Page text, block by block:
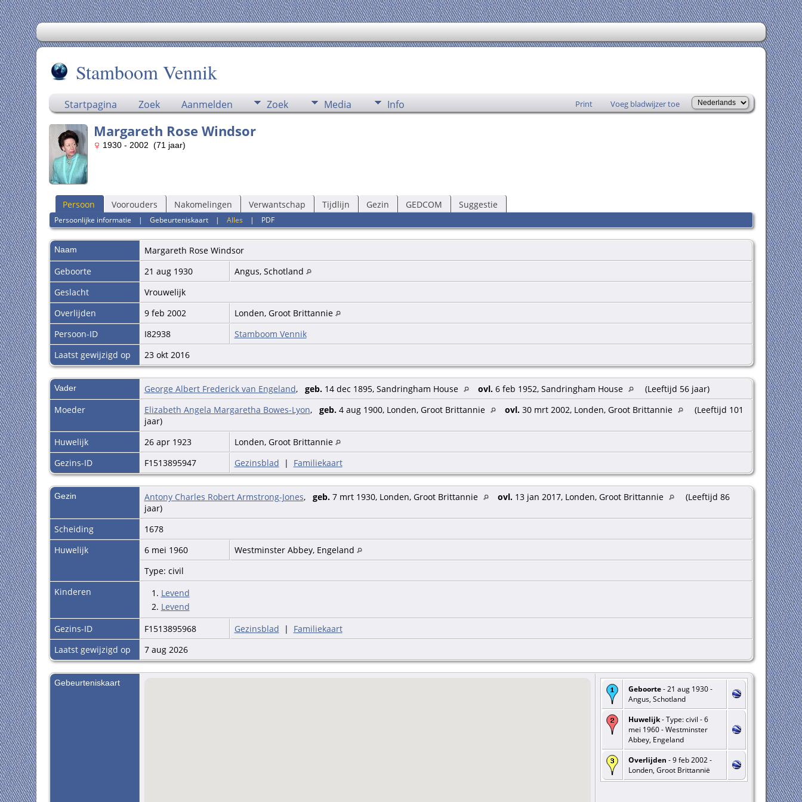
Stamboom Vennik
Startpagina Zoek Aanmelden Zoek Media Info Print Voeg bladwijzer toe
Margareth Rose Windsor
1930 - 2002 (71 jaar)
Persoon Voorouders Nakomelingen Verwantschap Tijdlijn Gezin GEDCOM Suggestie
Persoonlijke informatie | Gebeurteniskaart| Alles | PDF
Naam Margareth Rose Windsor
Geboorte
21 aug 1930
Angus, Schotland
Geslacht
Vrouwelijk
Overlijden
9 feb 2002
Londen, Groot Brittannie
Persoon-ID
I82938
Stamboom Vennik
Laatst gewijzigd op
23 okt 2016
Vader George Albert Frederick van Engeland, geb.14 dec 1895, Sandringham House ovl.6 feb 1952, Sandringham House
(Leeftijd 56 jaar)
Moeder
Elizabeth Angela Margaretha Bowes-Lyon, geb.4 aug 1900, Londen, Groot Brittannie ovl.30 mrt 2002, Londen, Groot Brittannie
(Leeftijd 101
jaar)
Huwelijk
26 apr 1923
Londen, Groot Brittannie
Gezins-ID
F1513895947 Gezinsblad | Familiekaart
Gezin Antony Charles Robert Armstrong-Jones, geb.7 mrt 1930, Londen, Groot Brittannie ovl.13 jan 2017, Londen, Groot Brittannie
(Leeftijd 86
jaar)
Scheiding
1678
Huwelijk
6 mei 1960
Westminster Abbey, Engeland
Type: civil
Kinderen
1. Levend
2. Levend
Gezins-ID
F1513895968 Gezinsblad | Familiekaart
Laatst gewijzigd op
7 aug 2026
Gebeurteniskaart
Geboorte- 21 aug 1930 -
Angus, Schotland
Huwelijk- Type: civil - 6
mei 1960 - Westminster
Abbey, Engeland
Overlijden - 9 feb 2002 -
Londen, Groot Brittannië